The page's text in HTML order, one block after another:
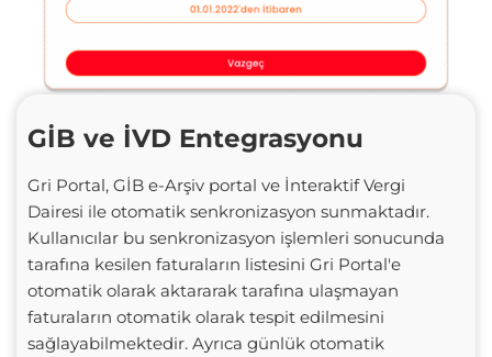
GİB ve İVD Entegrasyonu
Gri Portal, GİB e-Arşiv portal ve İnteraktif Vergi
Dairesi ile otomatik senkronizasyon sunmaktadır.
Kullanıcılar bu senkronizasyon işlemleri sonucunda
tarafına kesilen faturaların listesini Gri Portal'e
otomatik olarak aktararak tarafına ulaşmayan
faturaların otomatik olarak tespit edilmesini
sağlayabilmektedir. Ayrıca günlük otomatik